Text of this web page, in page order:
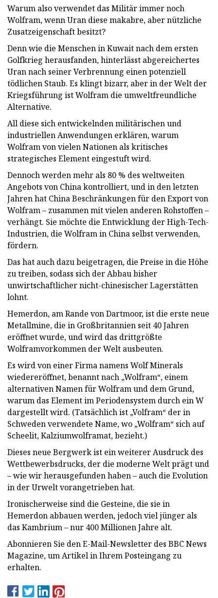
Warum also verwendet das Militär immer noch
Wolfram, wenn Uran diese makabre, aber nützliche
Zusatzeigenschaft besitzt?
Denn wie die Menschen in Kuwait nach dem ersten
Golfkrieg herausfanden, hinterlässt abgereichertes
Uran nach seiner Verbrennung einen potenziell
tödlichen Staub. Es klingt bizarr, aber in der Welt der
Kriegsführung ist Wolfram die umweltfreundliche
Alternative.
All diese sich entwickelnden militärischen und
industriellen Anwendungen erklären, warum
Wolfram von vielen Nationen als kritisches
strategisches Element eingestuft wird.
Dennoch werden mehr als 80 % des weltweiten
Angebots von China kontrolliert, und in den letzten
Jahren hat China Beschränkungen für den Export von
Wolfram – zusammen mit vielen anderen Rohstoffen –
verhängt. Sie möchte die Entwicklung der High-Tech-
Industrien, die Wolfram in China selbst verwenden,
fördern.
Das hat auch dazu beigetragen, die Preise in die Höhe
zu treiben, sodass sich der Abbau bisher
unwirtschaftlicher nicht-chinesischer Lagerstätten
lohnt.
Hemerdon, am Rande von Dartmoor, ist die erste neue
Metallmine, die in Großbritannien seit 40 Jahren
eröffnet wurde, und wird das drittgrößte
Wolframvorkommen der Welt ausbeuten.
Es wird von einer Firma namens Wolf Minerals
wiedereröffnet, benannt nach „Wolfram“, einem
alternativen Namen für Wolfram und dem Grund,
warum das Element im Periodensystem durch ein W
dargestellt wird. (Tatsächlich ist „Volfram“ der in
Schweden verwendete Name, wo „Wolfram“ sich auf
Scheelit, Kalziumwolframat, bezieht.)
Dieses neue Bergwerk ist ein weiterer Ausdruck des
Wettbewerbsdrucks, der die moderne Welt prägt und
– wie wir herausgefunden haben – auch die Evolution
in der Urwelt vorangetrieben hat.
Ironischerweise sind die Gesteine, die sie in
Hemerdon abbauen werden, jedoch viel jünger als
das Kambrium – nur 400 Millionen Jahre alt.
Abonnieren Sie den E-Mail-Newsletter des BBC News
Magazine, um Artikel in Ihrem Posteingang zu
erhalten.